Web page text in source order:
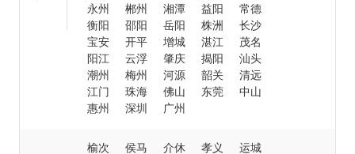
永州
郴州 湘潭 益阳
常德
衡阳
邵阳 岳阳 株洲
长沙
宝安
开平 增城 湛江
茂名
阳江
云浮 肇庆 揭阳
汕头
潮州
梅州 河源 韶关
清远
江门
珠海 佛山 东莞
中山
惠州
深圳 广州
榆次 侯马 介休 孝义
运城